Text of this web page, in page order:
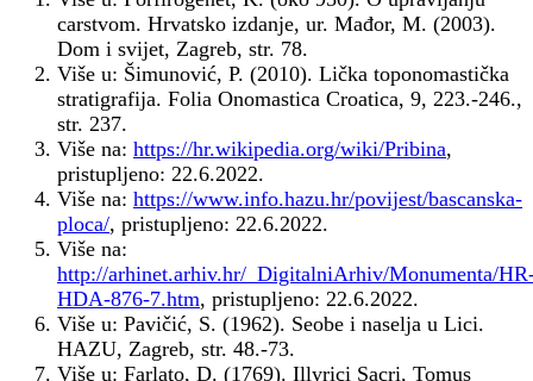
carstvom. Hrvatsko izdanje, ur. Mađor, M. (2003).
Dom i svijet, Zagreb, str. 78.
Više u: Šimunović, P. (2010). Lička toponomastička
stratigrafija. Folia Onomastica Croatica, 9, 223.-246.,
str. 237.
Više na: https://hr.wikipedia.org/wiki/Pribina,
pristupljeno: 22.6.2022.
Više na: https://www.info.hazu.hr/povijest/bascanska-
ploca/, pristupljeno: 22.6.2022.
Više na:
http://arhinet.arhiv.hr/_DigitalniArhiv/Monumenta/
HDA-876-7.htm, pristupljeno: 22.6.2022.
Više u: Pavičić, S. (1962). Seobe i naselja u Lici.
HAZU, Zagreb, str. 48.-73.
Više u: Farlato, D. (1769). Illyrici Sacri, Tomus